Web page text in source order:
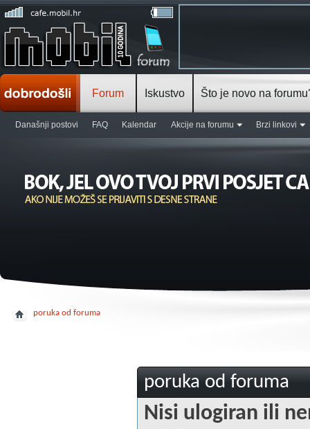
Forum
Današnji postovi FAQ Kalendar Akcije na forumu Brzi linkovi
Iskustvo Što je novo na
poruka od foruma
poruka od foruma
Nisi ulogiran ili